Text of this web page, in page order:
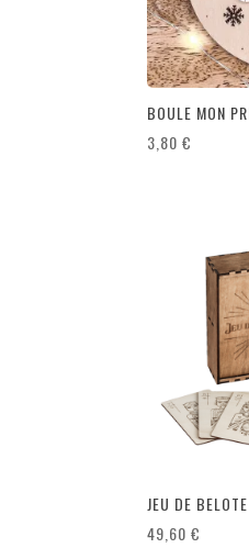
BOULE MON
3,80€
JEU DE BELOTE
49,60€